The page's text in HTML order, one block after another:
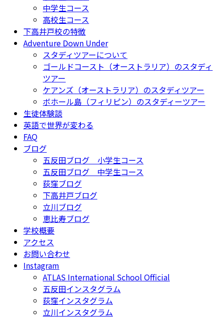
中学生コース
高校生コース
下高井戸校の特徴
Adventure Down Under
スタディツアーについて
ゴールドコースト（オーストラリア）のスタディ
ツアー
ケアンズ（オーストラリア）のスタディツアー
ボホール島（フィリピン）のスタディーツアー
生徒体験談
英語で世界が変わる
FAQ
ブログ
五反田ブログ 小学生コース
五反田ブログ 中学生コース
荻窪ブログ
下高井戸ブログ
立川ブログ
恵比寿ブログ
学校概要
アクセス
お問い合わせ
Instagram
ATLAS International School Official
五反田インスタグラム
荻窪インスタグラム
立川インスタグラム